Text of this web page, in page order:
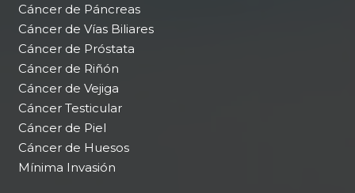
Cáncer de Páncreas
Cáncer de Vías Biliares
Cáncer de Próstata
Cáncer de Riñón
Cáncer de Vejiga
Cáncer Testicular
Cáncer de Piel
Cáncer de Huesos
Mínima Invasión